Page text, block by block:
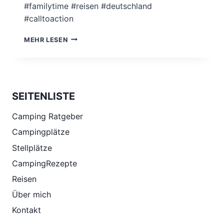
#familytime #reisen #deutschland
#calltoaction
MEHR LESENTOUR
SEITENLISTE
Camping Ratgeber
Campingplätze
Stellplätze
CampingRezepte
Reisen
Über mich
Kontakt